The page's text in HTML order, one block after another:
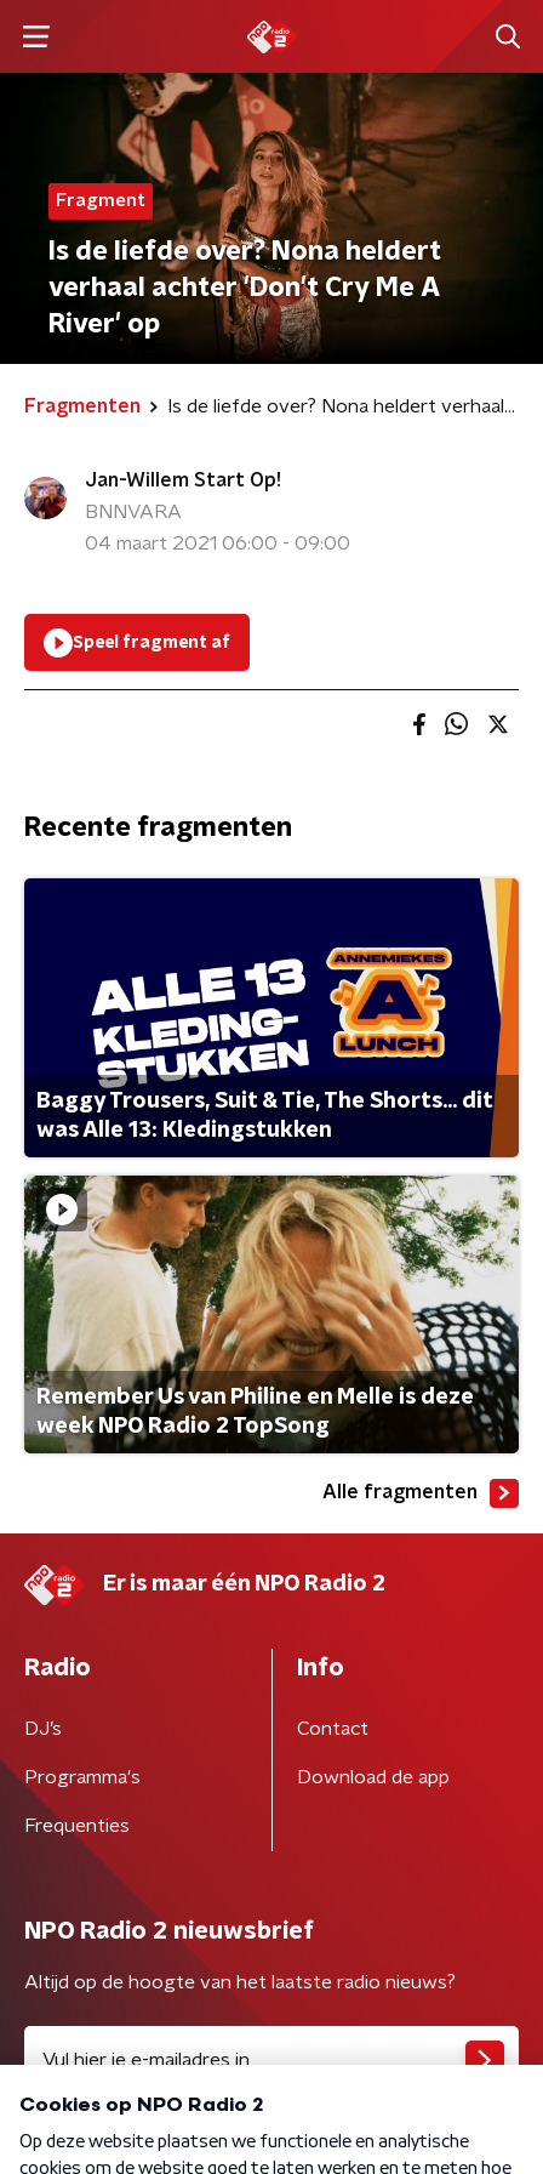
Fragment
Is de liefde over? Nona heldert
verhaal achter 'Don't Cry Me A
River' op
Fragmenten Is de liefde over? Nona heldert verhaal achter 'Don't Cry Me A River' op
Jan-Willem Start Op!
BNNVARA
04 maart 2021 06:00 - 09:00
Speel fragment af
Recente fragmenten
Baggy Trousers, Suit & Tie, The Shorts... dit
was Alle 13: Kledingstukken
Remember Us van Philine en Melle is deze
week NPO Radio 2 TopSong
Alle fragmenten
Er is maar één NPO Radio 2
Radio
DJ’s
Programma's
Frequenties
Info
Contact
Download de app
NPO Radio 2 nieuwsbrief
Altijd op de hoogte van het laatste radio nieuws?